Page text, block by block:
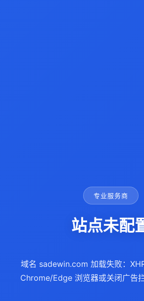
专业服务商
站点未配
域名 sadewin.com 加载失败：
Chrome/Edge 浏览器或关闭广告